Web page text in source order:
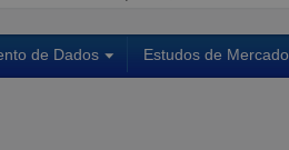
de Dados Estudos de Mercado